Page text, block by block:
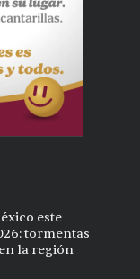
este
tormentas
la región